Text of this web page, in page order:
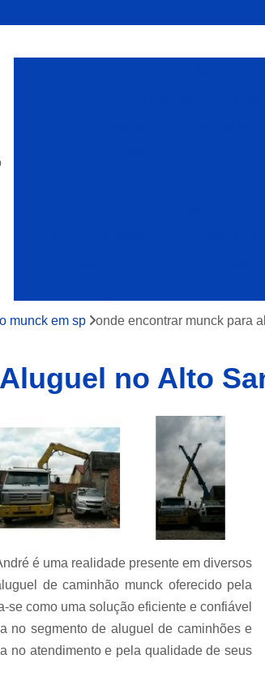
Caminhões com Munck para Alocar
Caminhões Muncks de Alocação
Caminhões com Munck para
Caminhões com Muncks para Alugueis
Caminhões Muncks de
Caminhões Tipo Munck para
Caminhões Tipo Muncks para Alugueis
Caminhões com Munck para
Caminhões com Muncks para
Caminhões Muncks de
Caminhões Tipo Munck para
Caminhões Tipo Muncks para
munck em sp onde encontrar munck para
no Alto
é uma realidade presente em diversos
de caminhão munck oferecido pela
como uma solução eficiente e confiável
no segmento de aluguel de caminhões e
no atendimento e pela qualidade de seus